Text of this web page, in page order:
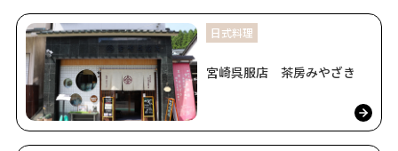
日式料理
宮崎呉服店 茶房みやざき